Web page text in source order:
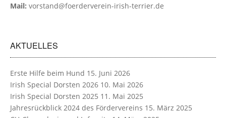
Mail: vorstand@foerderverein-irish-terrier.de
AKTUELLES
Erste Hilfe beim Hund 15. Juni 2026
Irish Special Dorsten 2026 10. Mai 2026
Irish Special Dorsten 2025 11. Mai 2025
Jahresrückblick 2024 des Fördervereins 15. März 2025